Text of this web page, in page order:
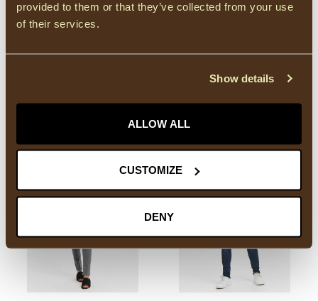
provided to them or that they’ve collected from your use
of their services.
Show details
ALLOW ALL
CUSTOMIZE
DENY
IHERIN IZARO BLACK
JEANS
Deze dames skinny jeans
Op voorraad
IHERIN IZARO LIGHT
Dames skinny jeans in Light
IHERIN Izaro Jeans heeft ...
Op voorraad